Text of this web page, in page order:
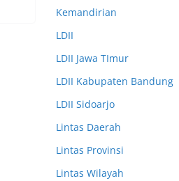
Kemandirian
LDII
LDII Jawa TImur
LDII Kabupaten Bandung
LDII Sidoarjo
Lintas Daerah
Lintas Provinsi
Lintas Wilayah